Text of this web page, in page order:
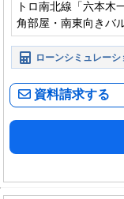
トロ南北線「六本木
角部屋・南東向きバ
ローンシミュレーシ
資料請求する